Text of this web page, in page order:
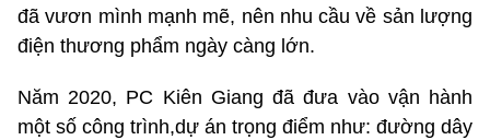
đã vươn mình mạnh mẽ, nên nhu cầu về sản lượng
điện thương phẩm ngày càng lớn.
Năm 2020, PC Kiên Giang đã đưa vào vận hành
một số công trình,dự án trọng điểm như: đường dây